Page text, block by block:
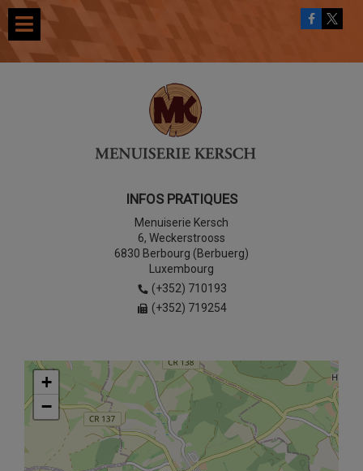
INFOS PRATIQUES
Menuiserie Kersch
6, Weckerstrooss
6830 Berbourg (Berbuerg)
Luxembourg
(+352) 710193
(+352) 719254
+
−
+
−